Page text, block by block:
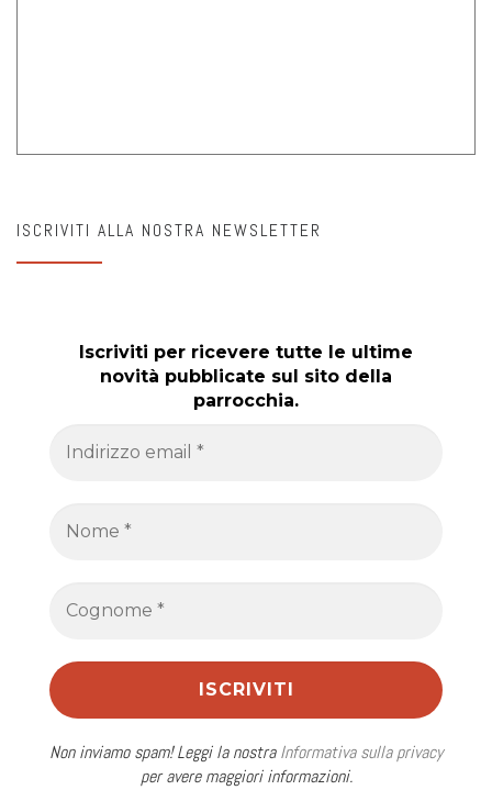
ISCRIVITI ALLA NOSTRA NEWSLETTER
Iscriviti per ricevere tutte le ultime
novità pubblicate sul sito della
parrocchia.
Non inviamo spam! Leggi la nostraInformativa sulla privacy
per avere maggiori informazioni.